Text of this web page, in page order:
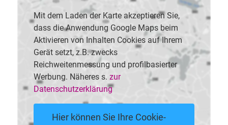
Mit dem Laden der Karte akzeptieren Sie,
dass die Anwendung Google Maps beim
Aktivieren von Inhalten Cookies auf Ihrem
Gerät setzt, z.B. zwecks
Reichweitenmessung und profilbasierter
Werbung. Näheres s. zur
Datenschutzerklärung
Hier können Sie Ihre Cookie-